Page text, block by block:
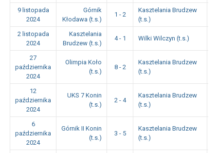
9 listopada
2024
Górnik
Kłodawa (t.s.)
1 - 2
Kasztelania Brudzew
(t.s.)
2 listopada
2024
Kasztelania
Brudzew (t.s.)
4 - 1 Wilki Wilczyn (t.s.)
27
października
2024
Olimpia Koło
(t.s.)
8 - 2
Kasztelania Brudzew
(t.s.)
12
października
2024
UKS 7 Konin
(t.s.)
2 - 4
Kasztelania Brudzew
(t.s.)
6
października
2024
Górnik II Konin
(t.s.)
3 - 5
Kasztelania Brudzew
(t.s.)